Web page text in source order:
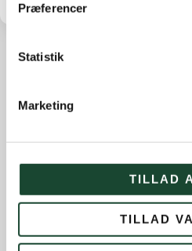
Præferencer
Statistik
Marketing
TILLAD
TILLAD
Banearbejde
Eliten
Introgolf